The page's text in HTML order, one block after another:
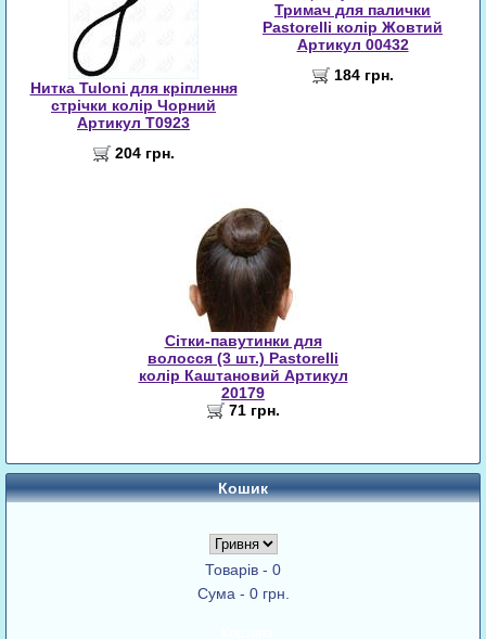
Нитка Tuloni для кріплення
стрічки колір Чорний
Артикул T0923
204 грн.
Тримач для палички
Pastorelli колір Жовтий
Артикул 00432
184 грн.
Сітки-павутинки для
волосся (3 шт.) Pastorelli
колір Каштановий Артикул
20179
71 грн.
Кошик
Товарів - 0
Сума - 0 грн.